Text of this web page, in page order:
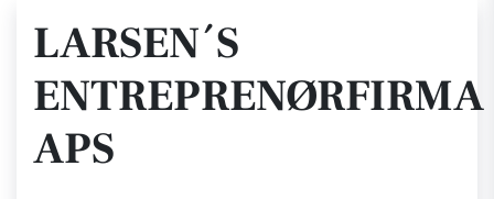
LARSEN´S
ENTREPRENØRFIRMA
APS